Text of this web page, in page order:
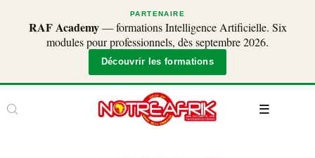
PARTENAIRE
RAF Academy— formations Intelligence Artificielle. Six
modules pour professionnels, dès septembre 2026.
Découvrir les formations